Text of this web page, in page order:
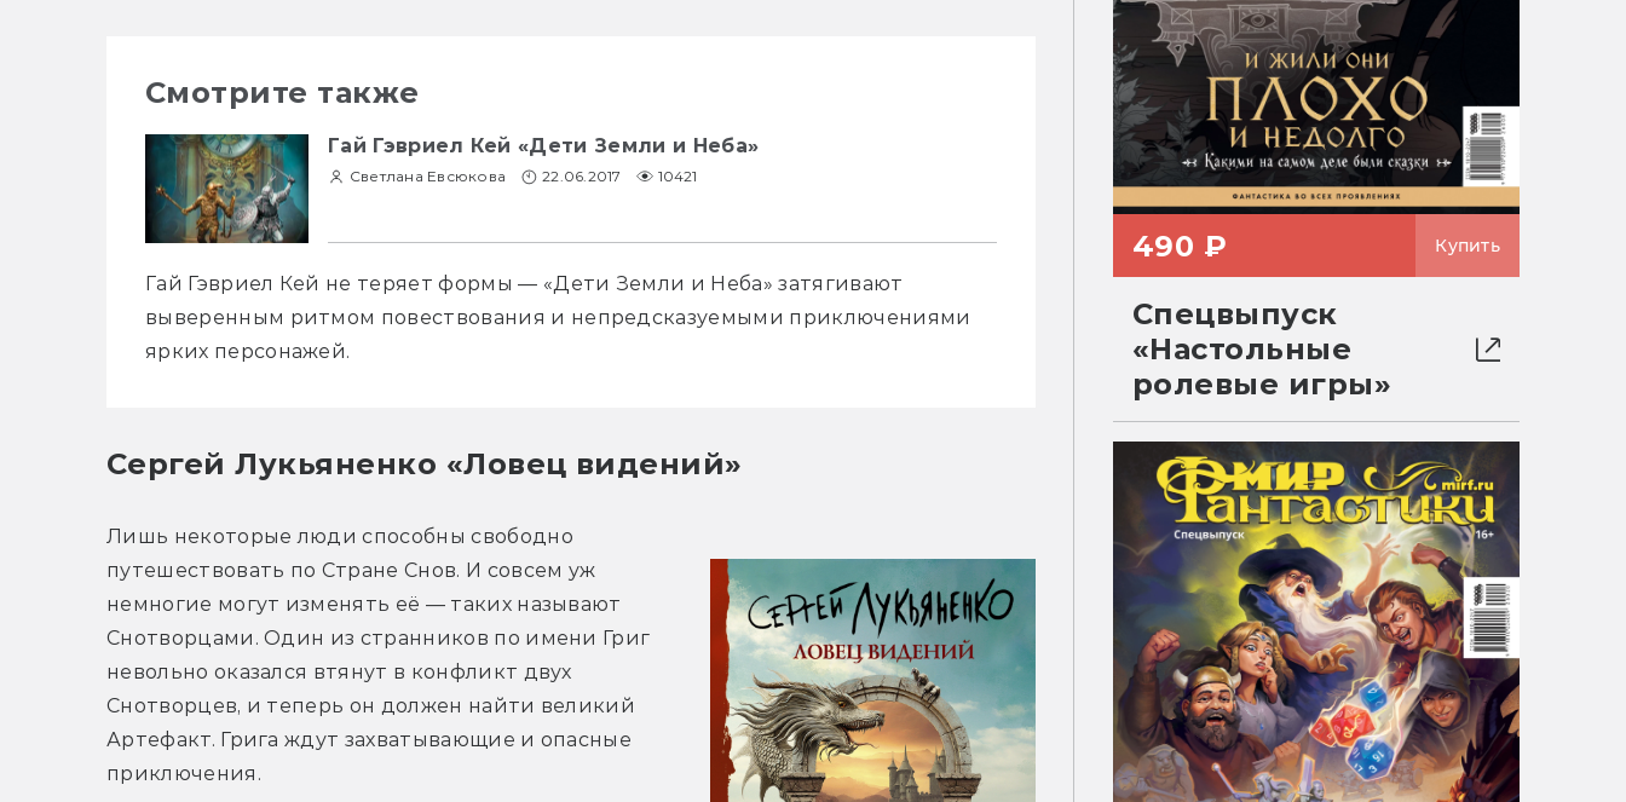
Смотрите также
Гай Гэвриел Кей «Дети Земли и Неба»
Светлана Евсюкова 22.06.2017 10421
Гай Гэвриел Кей не теряет формы — «Дети Земли и Неба» затягивают
выверенным ритмом повествования и непредсказуемыми приключениями
ярких персонажей.
Сергей Лукьяненко «Ловец видений»
Лишь некоторые люди способны свободно
путешествовать по Стране Снов. И совсем уж
немногие могут изменять её — таких называют
Снотворцами. Один из странников по имени Григ
невольно оказался втянут в конфликт двух
Снотворцев, и теперь он должен найти великий
Артефакт. Грига ждут захватывающие и опасные
приключения.
490 ₽ Купить
Спецвыпуск
«Настольные
ролевые игры»